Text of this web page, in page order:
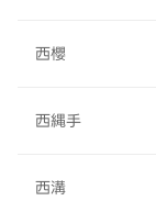
西櫻
西縄手
西溝